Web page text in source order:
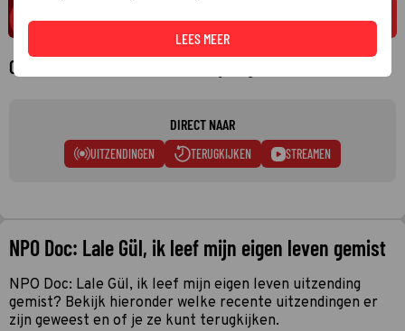
Over NPO Doc: Lale Gül, ik leef mijn eigen leven
DIRECT NAAR
UITZENDINGEN TERUGKIJKEN STREAMEN
NPO Doc: Lale Gül, ik leef mijn eigen leven gemist
NPO Doc: Lale Gül, ik leef mijn eigen leven uitzending
gemist? Bekijk hieronder welke recente uitzendingen er
zijn geweest en of je ze kunt terugkijken.
LEES MEER